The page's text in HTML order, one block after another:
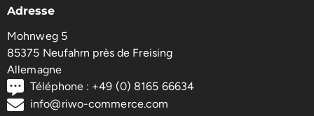
Adresse
Mohnweg 5
85375 Neufahrn près de Freising
Allemagne
Téléphone : +49 (0) 8165 66634
info@riwo-commerce.com